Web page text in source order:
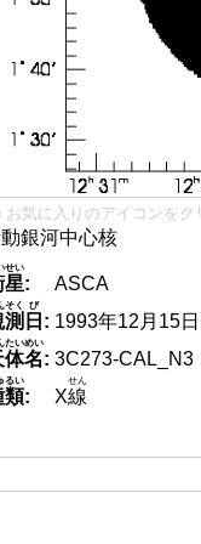
気に入りのアイコンをク
銀河中心核
星
せい
:
ASCA
そく
日
び
: 1993年12月15日
体名
たいめい
: 3C273-CAL_N3
類
るい
: X線
せん